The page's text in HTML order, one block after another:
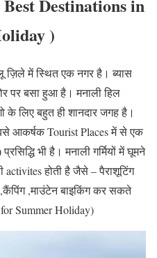
Destinations in
)
ज़िले में स्थित एक नगर है। ब्यास
पर बसा हुआ है। मनाली हिल
के लिए बहुत ही शानदार जगह है।
आकर्षक Tourist Places में से एक
भी है। मनाली गर्मियों में घूमने
होती है जैसे – पैराशूटिंग
,कैंपिंग ,माउंटेन बाइकिंग कर सकते
Summer Holiday)